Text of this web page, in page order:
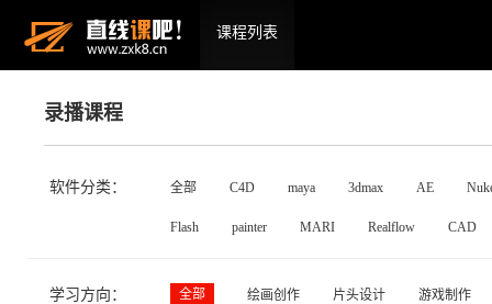
课程列表
录播课程
软件分类： 全部 C4D maya 3dmax AE
Flash painter MARI Realflow CAD
学习方向： 全部 绘画创作 片头设计 游戏制作